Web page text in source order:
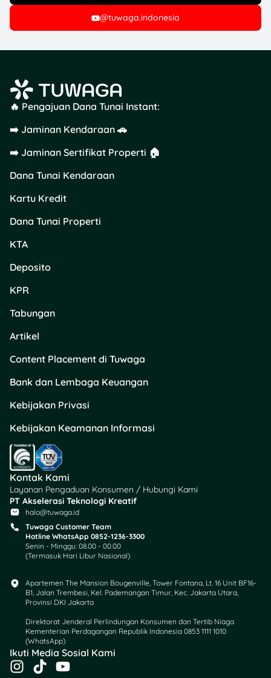
@tuwaga.indonesia
🔥 Pengajuan Dana Tunai Instant:
➡️ Jaminan Kendaraan 🚗
➡️ Jaminan Sertifikat Properti 🏠
Dana Tunai Kendaraan
Kartu Kredit
Dana Tunai Properti
KTA
Deposito
KPR
Tabungan
Artikel
Content Placement di Tuwaga
Bank dan Lembaga Keuangan
Kebijakan Privasi
Kebijakan Keamanan Informasi
Kontak Kami
Layanan Pengaduan Konsumen / Hubungi Kami
PT Akselerasi Teknologi Kreatif
halo@tuwaga.id
Tuwaga Customer Team
Hotline WhatsApp 0852-1236-3300
Senin - Minggu: 08.00 - 00.00
(Termasuk Hari Libur Nasional)
Apartemen The Mansion Bougenville, Tower Fontana, Lt. 16 Unit BF16-
B1, Jalan Trembesi, Kel. Pademangan Timur, Kec. Jakarta Utara,
Provinsi DKI Jakarta
Direktorat Jenderal Perlindungan Konsumen dan Tertib Niaga
Kementerian Perdagangan Republik Indonesia 0853 1111 1010
(WhatsApp)​
Ikuti Media Sosial Kami
I
T
Y